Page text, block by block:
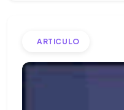
ARTICULO